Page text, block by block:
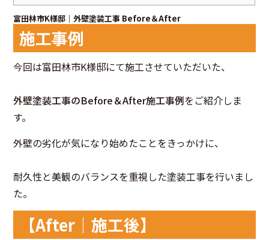
富田林市K様邸｜外壁塗装工事 Before＆After
施工事例
今回は富田林市K様邸にて施工させていただいた、
外壁塗装工事のBefore＆After施工事例をご紹介しま
す。
外壁の劣化が気になり始めたことをきっかけに、
耐久性と美観のバランスを重視した塗装工事を行いまし
た。
【After｜施工後】